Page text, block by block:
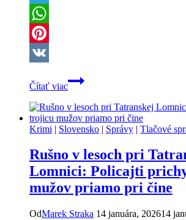
Telegram
WhatsApp
Pinterest
Čítať viac
Rušné
ráno
Tarči:
Polícia
vyšetruje
do
potravín,
páchateľ
je
zatiaľ
neznámy
Krimi | Slovensko | Správy | Tlačové
Rušno v lesoch pri
Lomnici: Policajti
mužov priamo pri čine
OdMarek Straka 14 januára, 202614